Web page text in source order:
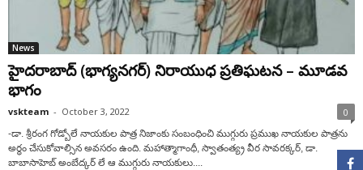
News
హైద‌రాబాద్ (భాగ్య‌న‌గ‌ర్‌) నిరాయుధ ప్ర‌తిఘ‌ట‌న‌ – మూడ‌వ‌
భాగం
vskteam - October 3, 2022 0
-డా. శ్రీ‌రంగ గోడ్బోలే నాయ‌కుల పాత్ర నిజాంకు సంబంధించి ముగ్గురు ప్ర‌ముఖ నాయ‌కుల పాత్ర‌ను
అర్థం చేసుకోవాల్సిన అవ‌స‌రం ఉంది. మ‌హాత్మాగాంధీ, స్వాతంత్య్ర వీర సావ‌ర‌క్క‌ర్, డా.
బాబాసాహెబ్ అంబేద్క‌ర్ లే ఆ ముగ్గురు నాయ‌కులు....